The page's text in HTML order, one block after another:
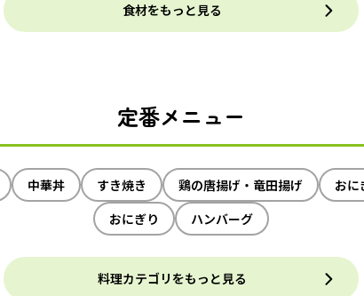
食材をもっと見る
定番メニュー
中華丼 すき焼き 鶏の唐揚げ・竜田揚げ おに
おにぎり
ハンバーグ
料理カテゴリをもっと見る